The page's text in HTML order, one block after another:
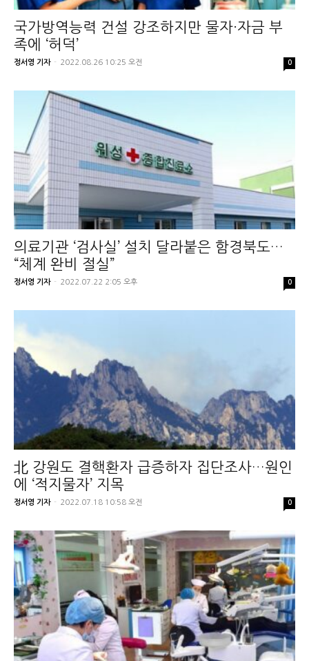
국가방역능력 건설 강조하지만 물자·자금 부
족에 ‘허덕’
정서영 기자 - 2022.08.26 10:25 오전 0
의료기관 ‘검사실’ 설치 달라붙은 함경북도…
“체계 완비 절실”
정서영 기자 - 2022.07.22 2:05 오후 0
北 강원도 결핵환자 급증하자 집단조사…원인
에 ‘적지물자’ 지목
정서영 기자 - 2022.07.18 10:58 오전 0